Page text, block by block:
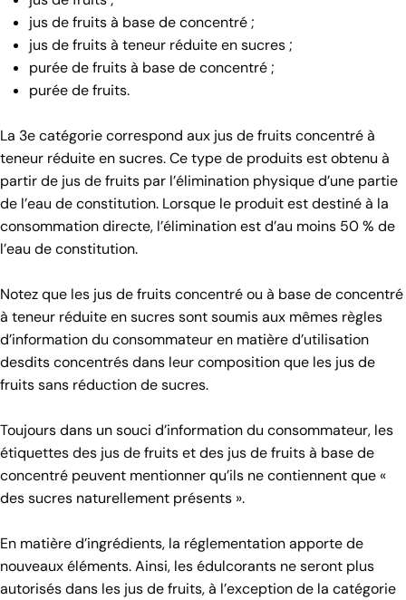
jus de fruits à base de concentré ;
jus de fruits à teneur réduite en sucres ;
purée de fruits à base de concentré ;
purée de fruits.
La 3e catégorie correspond aux jus de fruits concentré à
teneur réduite en sucres. Ce type de produits est obtenu à
partir de jus de fruits par l’élimination physique d’une partie
de l’eau de constitution. Lorsque le produit est destiné à la
consommation directe, l’élimination est d’au moins 50 % de
l’eau de constitution.
Notez que les jus de fruits concentré ou à base de concentré
à teneur réduite en sucres sont soumis aux mêmes règles
d’information du consommateur en matière d’utilisation
desdits concentrés dans leur composition que les jus de
fruits sans réduction de sucres.
Toujours dans un souci d’information du consommateur, les
étiquettes des jus de fruits et des jus de fruits à base de
concentré peuvent mentionner qu’ils ne contiennent que «
des sucres naturellement présents ».
En matière d’ingrédients, la réglementation apporte de
nouveaux éléments. Ainsi, les édulcorants ne seront plus
autorisés dans les jus de fruits, à l’exception de la catégorie